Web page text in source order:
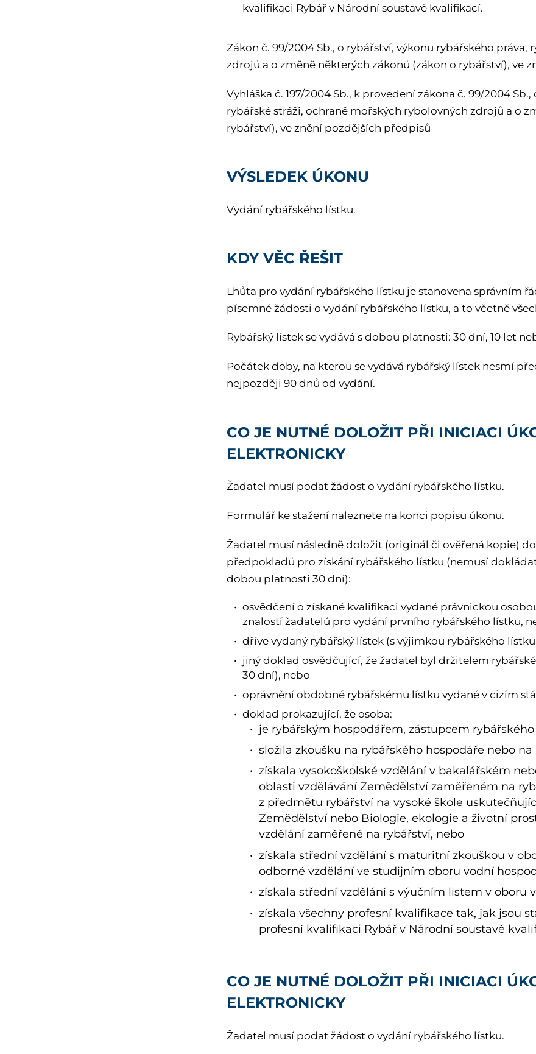
kvalifikaci Rybář v Národní soustavě kvalifikací.
Zákon č. 99/2004 Sb., o rybářství, výkonu rybářského práva,
zdrojů a o změně některých zákonů (zákon o rybářství), ve
Vyhláška č. 197/2004 Sb., k provedení zákona č. 99/2004
rybářské stráži, ochraně mořských rybolovných zdrojů a o
rybářství), ve znění pozdějších předpisů
VÝSLEDEK ÚKONU
Vydání rybářského lístku.
KDY VĚC ŘEŠIT
Lhůta pro vydání rybářského lístku je stanovena správním
písemné žádosti o vydání rybářského lístku, a to včetně
Rybářský lístek se vydává s dobou platnosti: 30 dní, 10 let
Počátek doby, na kterou se vydává rybářský lístek nesmí
nejpozději 90 dnů od vydání.
CO JE NUTNÉ DOLOŽIT PŘI INICIACI
ELEKTRONICKY
Žadatel musí podat žádost o vydání rybářského lístku.
Formulář ke stažení naleznete na konci popisu úkonu.
Žadatel musí následně doložit (originál či ověřená kopie)
předpokladů pro získání rybářského lístku (nemusí
dobou platnosti 30 dní):
osvědčení o získané kvalifikaci vydané právnickou
znalostí žadatelů pro vydání prvního rybářského lístku,
dříve vydaný rybářský lístek (s výjimkou rybářského
jiný doklad osvědčující, že žadatel byl držitelem
30 dní), nebo
oprávnění obdobné rybářskému lístku vydané v cizím
doklad prokazující, že osoba:
je rybářským hospodářem, zástupcem
složila zkoušku na rybářského hospodáře nebo
získala vysokoškolské vzdělání v bakalářském
oblasti vzdělávání Zemědělství zaměřeném na
z předmětu rybářství na vysoké škole
Zemědělství nebo Biologie, ekologie a životní
vzdělání zaměřené na rybářství, nebo
získala střední vzdělání s maturitní zkouškou v
odborné vzdělání ve studijním oboru vodní
získala střední vzdělání s výučním listem v oboru
získala všechny profesní kvalifikace tak, jak jsou
profesní kvalifikaci Rybář v Národní soustavě
CO JE NUTNÉ DOLOŽIT PŘI INICIACI
ELEKTRONICKY
Žadatel musí podat žádost o vydání rybářského lístku.